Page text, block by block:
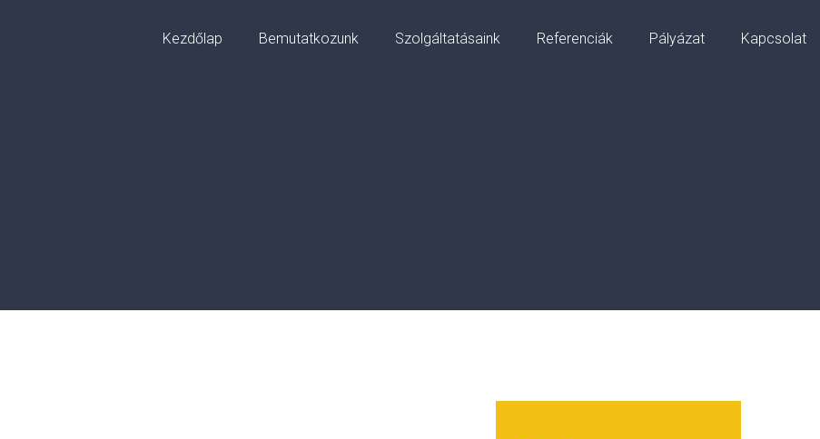
Kezdőlap Bemutatkozunk Szolgáltatásaink Referenciák Pályázat Kapcsolat